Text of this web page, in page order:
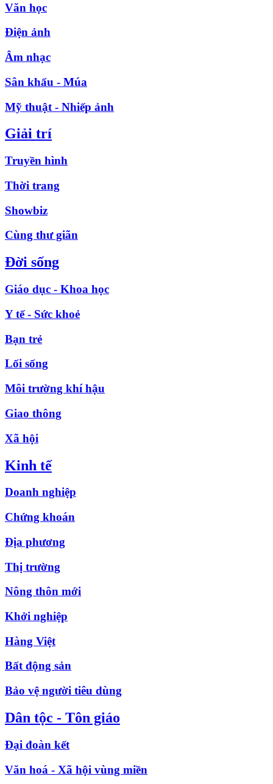
Văn học
Điện ảnh
Âm nhạc
Sân khấu - Múa
Mỹ thuật - Nhiếp ảnh
Giải trí
Truyền hình
Thời trang
Showbiz
Cùng thư giãn
Đời sống
Giáo dục - Khoa học
Y tế - Sức khoẻ
Bạn trẻ
Lối sống
Môi trường khí hậu
Giao thông
Xã hội
Kinh tế
Doanh nghiệp
Chứng khoán
Địa phương
Thị trường
Nông thôn mới
Khởi nghiệp
Hàng Việt
Bất động sản
Bảo vệ người tiêu dùng
Dân tộc - Tôn giáo
Đại đoàn kết
Văn hoá - Xã hội vùng miền